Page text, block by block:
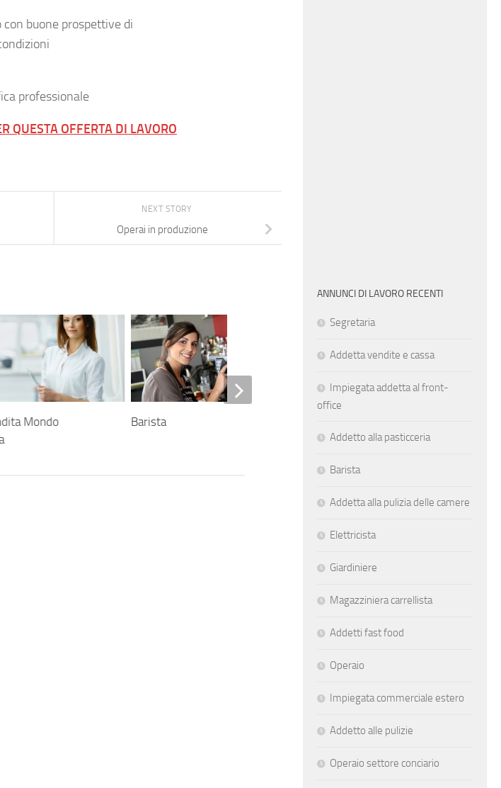
buone prospettive di
professionale
QUESTA OFFERTA DI LAVORO
NEXT STORY
Operai in produzione
Mondo
Barista
ANNUNCI DI LAVORO RECENTI
Segretaria
Addetta vendite e cassa
Impiegata addetta al front-
office
Addetto alla pasticceria
Barista
Addetta alla pulizia delle camere
Elettricista
Giardiniere
Magazziniera carrellista
Addetti fast food
Operaio
Impiegata commerciale estero
Addetto alle pulizie
Operaio settore conciario